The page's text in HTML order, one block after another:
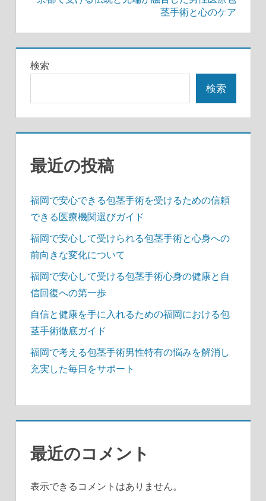
ナ
ビ
ゲ
ー
シ
ン
茎手術と心のケア
検索
検索
最近の投稿
福岡で安心できる包茎手術を受けるための信頼
できる医療機関選びガイド
福岡で安心して受けられる包茎手術と心身への
前向きな変化について
福岡で安心して受ける包茎手術心身の健康と自
信回復への第一歩
自信と健康を手に入れるための福岡における包
茎手術徹底ガイド
福岡で考える包茎手術男性特有の悩みを解消し
充実した毎日をサポート
最近のコメント
表示できるコメントはありません。